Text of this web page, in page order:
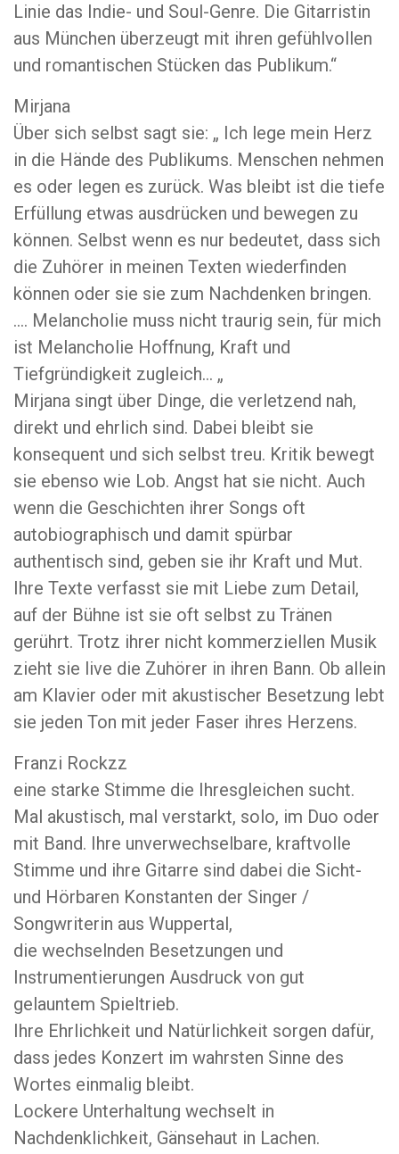
Linie das Indie- und Soul-Genre. Die Gitarristin
aus München überzeugt mit ihren gefühlvollen
und romantischen Stücken das Publikum.“
Mirjana
Über sich selbst sagt sie: „ Ich lege mein Herz
in die Hände des Publikums. Menschen nehmen
es oder legen es zurück. Was bleibt ist die tiefe
Erfüllung etwas ausdrücken und bewegen zu
können. Selbst wenn es nur bedeutet, dass sich
die Zuhörer in meinen Texten wiederfinden
können oder sie sie zum Nachdenken bringen.
…. Melancholie muss nicht traurig sein, für mich
ist Melancholie Hoffnung, Kraft und
Tiefgründigkeit zugleich… „
Mirjana singt über Dinge, die verletzend nah,
direkt und ehrlich sind. Dabei bleibt sie
konsequent und sich selbst treu. Kritik bewegt
sie ebenso wie Lob. Angst hat sie nicht. Auch
wenn die Geschichten ihrer Songs oft
autobiographisch und damit spürbar
authentisch sind, geben sie ihr Kraft und Mut.
Ihre Texte verfasst sie mit Liebe zum Detail,
auf der Bühne ist sie oft selbst zu Tränen
gerührt. Trotz ihrer nicht kommerziellen Musik
zieht sie live die Zuhörer in ihren Bann. Ob allein
am Klavier oder mit akustischer Besetzung lebt
sie jeden Ton mit jeder Faser ihres Herzens.
Franzi Rockzz
eine starke Stimme die Ihresgleichen sucht.
Mal akustisch, mal verstarkt, solo, im Duo oder
mit Band. Ihre unverwechselbare, kraftvolle
Stimme und ihre Gitarre sind dabei die Sicht-
und Hörbaren Konstanten der Singer /
Songwriterin aus Wuppertal,
die wechselnden Besetzungen und
Instrumentierungen Ausdruck von gut
gelauntem Spieltrieb.
Ihre Ehrlichkeit und Natürlichkeit sorgen dafür,
dass jedes Konzert im wahrsten Sinne des
Wortes einmalig bleibt.
Lockere Unterhaltung wechselt in
Nachdenklichkeit, Gänsehaut in Lachen.